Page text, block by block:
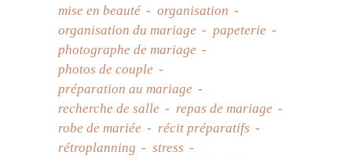
mise en beauté
organisation
organisation du mariage
papeterie
photographe de mariage
photos de couple
préparation au mariage
recherche de salle
repas de mariage
robe de mariée
récit préparatifs
rétroplanning
stress